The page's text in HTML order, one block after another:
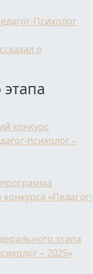
Психолог
о
конкурс
психолог –
«Педагог-
этапа
– 2025»